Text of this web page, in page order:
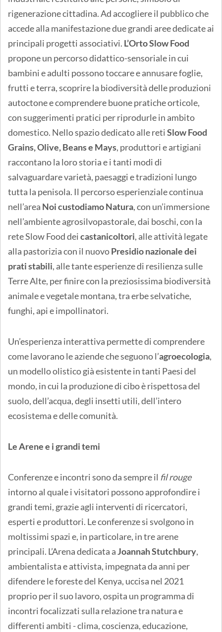
rigenerazione cittadina. Ad accogliere il pubblico che
accede alla manifestazione due grandi aree dedicate ai
principali progetti associativi. L’Orto Slow Food
propone un percorso didattico-sensoriale in cui
bambini e adulti possono toccare e annusare foglie,
frutti e terra, scoprire la biodiversità delle produzioni
autoctone e comprendere buone pratiche orticole,
con suggerimenti pratici per riprodurle in ambito
domestico. Nello spazio dedicato alle retiSlow Food
Grains, Olive, Beans e Mays, produttori e artigiani
raccontano la loro storia e i tanti modi di
salvaguardare varietà, paesaggi e tradizioni lungo
tutta la penisola. Il percorso esperienziale continua
nell’area Noi custodiamo Natura, con un’immersione
nell’ambiente agrosilvopastorale, dai boschi, con la
rete Slow Food deicastanicoltori, alle attività legate
alla pastorizia con il nuovoPresidio nazionale dei
prati stabili, alle tante esperienze di resilienza sulle
Terre Alte, per finire con la preziosissima biodiversità
animale e vegetale montana, tra erbe selvatiche,
funghi, api e impollinatori.
Un’esperienza interattiva permette di comprendere
come lavorano le aziende che seguono l’agroecologia,
un modello olistico già esistente in tanti Paesi del
mondo, in cui la produzione di cibo è rispettosa del
suolo, dell’acqua, degli insetti utili, dell’intero
ecosistema e delle comunità.
Le Arene e i grandi temi
Conferenze e incontri sono da sempre il fil rouge
intorno al quale i visitatori possono approfondire i
grandi temi, grazie agli interventi di ricercatori,
esperti e produttori. Le conferenze si svolgono in
moltissimi spazi e, in particolare, in tre arene
principali. L’Arena dedicata aJoannah Stutchbury,
ambientalista e attivista, impegnata da anni per
difendere le foreste del Kenya, uccisa nel 2021
proprio per il suo lavoro, ospita un programma di
incontri focalizzati sulla relazione tra natura e
differenti ambiti - clima, coscienza, educazione,